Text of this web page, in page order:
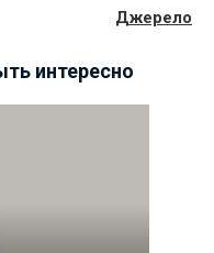
Джерело
интересно